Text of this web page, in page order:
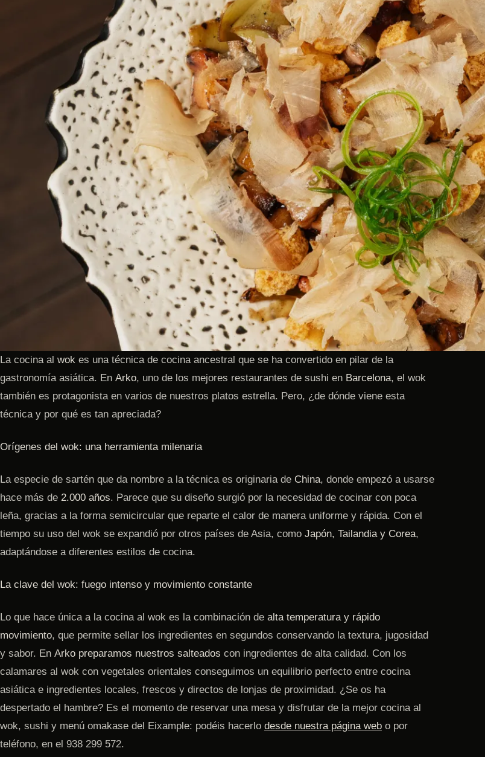
La cocina al wok es una técnica de cocina ancestral que se ha convertido en pilar de la
gastronomía asiática. En Arko, uno de los mejores restaurantes de sushi en Barcelona, el wok
también es protagonista en varios de nuestros platos estrella. Pero, ¿de dónde viene esta
técnica y por qué es tan apreciada?
Orígenes del wok: una herramienta milenaria
La especie de sartén que da nombre a la técnica es originaria de China, donde empezó a usarse
hace más de 2.000 años. Parece que su diseño surgió por la necesidad de cocinar con poca
leña, gracias a la forma semicircular que reparte el calor de manera uniforme y rápida. Con el
tiempo su uso del wok se expandió por otros países de Asia, como Japón, Tailandia y Corea,
adaptándose a diferentes estilos de cocina.
La clave del wok: fuego intenso y movimiento constante
Lo que hace única a la cocina al wok es la combinación de alta temperatura y rápido
movimiento, que permite sellar los ingredientes en segundos conservando la textura, jugosidad
y sabor. En Arko preparamos nuestros salteados con ingredientes de alta calidad. Con los
calamares al wok con vegetales orientales conseguimos un equilibrio perfecto entre cocina
asiática e ingredientes locales, frescos y directos de lonjas de proximidad. ¿Se os ha
despertado el hambre? Es el momento de reservar una mesa y disfrutar de la mejor cocina al
wok, sushi y menú omakase del Eixample: podéis hacerlo desde nuestra página web o por
teléfono, en el 938 299 572.